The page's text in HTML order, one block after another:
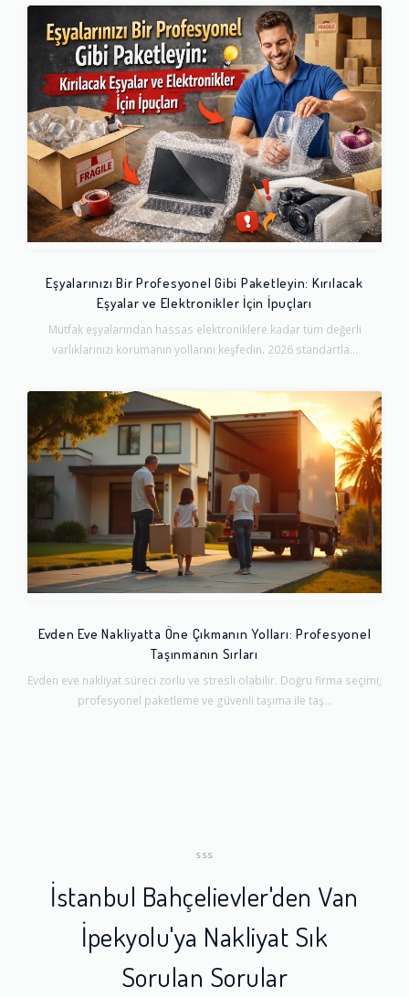
Eşyalarınızı Bir Profesyonel Gibi Paketleyin: Kırılacak
Eşyalar ve Elektronikler İçin İpuçları
Mutfak eşyalarından hassas elektroniklere kadar tüm değerli
varlıklarınızı korumanın yollarını keşfedin. 2026 standartla...
Evden Eve Nakliyatta Öne Çıkmanın Yolları: Profesyonel
Taşınmanın Sırları
Evden eve nakliyat süreci zorlu ve stresli olabilir. Doğru firma seçimi,
profesyonel paketleme ve güvenli taşıma ile taş...
SSS
İstanbul Bahçelievler'den Van
İpekyolu'ya Nakliyat Sık
Sorulan Sorular